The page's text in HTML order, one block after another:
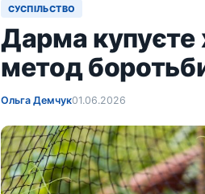
СУСПІЛЬСТВО
Дарма купуєте
метод
Ольга Демчук01.06.2026